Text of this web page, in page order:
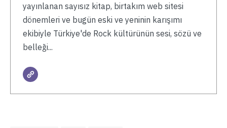
yayınlanan sayısız kitap, birtakım web sitesi
dönemleri ve bugün eski ve yeninin karışımı
ekibiyle Türkiye'de Rock kültürünün sesi, sözü ve
belleği...